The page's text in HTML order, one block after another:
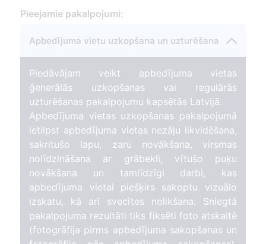
Pieejamie pakalpojumi:
Apbedījuma vietu uzkopšana un uzturēšana
Piedāvājam veikt apbedījuma vietas
ģenerālās uzkopšanas vai regulārās
uzturēšanas pakalpojumu kapsētās Latvijā.
Apbedījuma vietas uzkopšanas pakalpojumā
ietilpst apbedījuma vietas nezāļu likvidēšana,
sakritušo lapu, zaru novākšana, virsmas
nolīdzināšana ar grābekli, vītušo puķu
novākšana un tamlīdzīgi darbi, kas
apbedījuma vietai piešķirs sakoptu vizuālo
izskatu, kā arī svecītes nolikšana. Sniegtā
pakalpojuma rezultāti tiks fiksēti foto atskaitē
(fotogrāfija pirms apbedījuma sakopšanas un